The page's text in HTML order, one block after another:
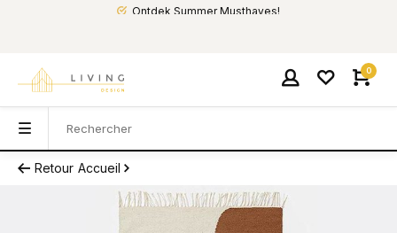
Ontdek Summer Musthaves!
0
Retour Accueil